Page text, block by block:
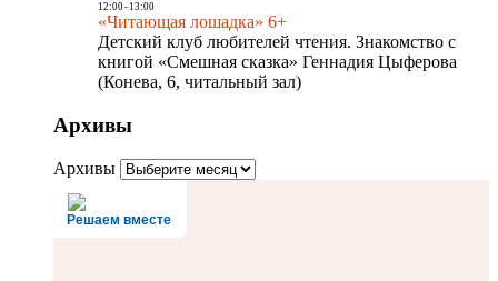
12:00- 13:00
«Читающая лошадка» 6+
Детский клуб любителей чтения. Знакомство с
книгой «Смешная сказка» Геннадия Цыферова
(Конева, 6, читальный зал)
Архивы
Архивы
Решаем вместе